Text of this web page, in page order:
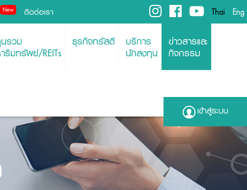
New ติดต่อเรา Thai Eng
รวม
ริมทรัพย์/REITs
ธุรกิจทรัสตี บริการ
นักลงทุน
ข่าวสารและ
กิจกรรม
เข้าสู่ระบบ